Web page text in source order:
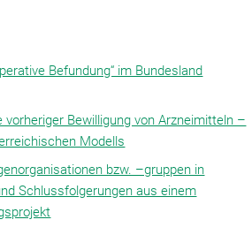
Befundung“ im Bundesland
vorheriger Bewilligung von Arzneimitteln –
Modells
bzw. –gruppen in
Schlussfolgerungen aus einem